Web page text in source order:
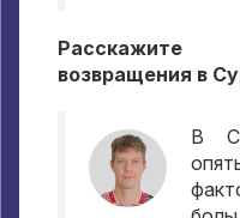
возвращения в
В